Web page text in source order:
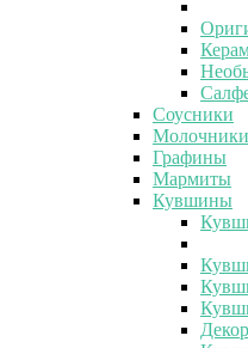
Соусники
Молочники
Графины
Мармиты
Кувшины